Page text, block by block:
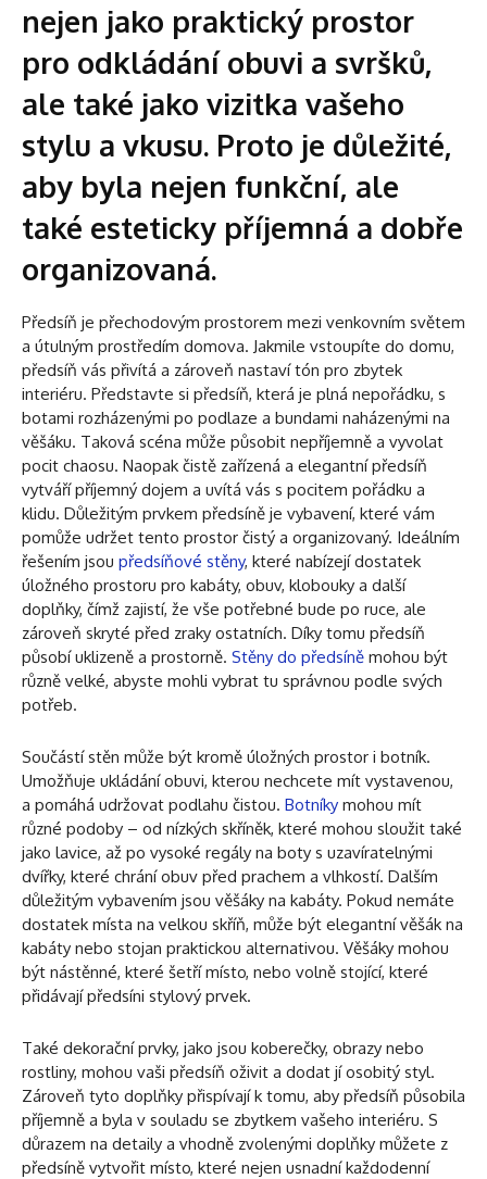
nejen jako praktický prostor
pro odkládání obuvi a svršků,
ale také jako vizitka vašeho
stylu a vkusu. Proto je důležité,
aby byla nejen funkční, ale
také esteticky příjemná a dobře
organizovaná.
Předsíň je přechodovým prostorem mezi venkovním světem
a útulným prostředím domova. Jakmile vstoupíte do domu,
předsíň vás přivítá a zároveň nastaví tón pro zbytek
interiéru. Představte si předsíň, která je plná nepořádku, s
botami rozházenými po podlaze a bundami naházenými na
věšáku. Taková scéna může působit nepříjemně a vyvolat
pocit chaosu. Naopak čistě zařízená a elegantní předsíň
vytváří příjemný dojem a uvítá vás s pocitem pořádku a
klidu. Důležitým prvkem předsíně je vybavení, které vám
pomůže udržet tento prostor čistý a organizovaný. Ideálním
řešením jsou předsíňové stěny, které nabízejí dostatek
úložného prostoru pro kabáty, obuv, klobouky a další
doplňky, čímž zajistí, že vše potřebné bude po ruce, ale
zároveň skryté před zraky ostatních. Díky tomu předsíň
působí uklizeně a prostorně. Stěny do předsíně mohou být
různě velké, abyste mohli vybrat tu správnou podle svých
potřeb.
Součástí stěn může být kromě úložných prostor i botník.
Umožňuje ukládání obuvi, kterou nechcete mít vystavenou,
a pomáhá udržovat podlahu čistou. Botníky mohou mít
různé podoby – od nízkých skříněk, které mohou sloužit také
jako lavice, až po vysoké regály na boty s uzavíratelnými
dvířky, které chrání obuv před prachem a vlhkostí. Dalším
důležitým vybavením jsou věšáky na kabáty. Pokud nemáte
dostatek místa na velkou skříň, může být elegantní věšák na
kabáty nebo stojan praktickou alternativou. Věšáky mohou
být nástěnné, které šetří místo, nebo volně stojící, které
přidávají předsíni stylový prvek.
Také dekorační prvky, jako jsou koberečky, obrazy nebo
rostliny, mohou vaši předsíň oživit a dodat jí osobitý styl.
Zároveň tyto doplňky přispívají k tomu, aby předsíň působila
příjemně a byla v souladu se zbytkem vašeho interiéru. S
důrazem na detaily a vhodně zvolenými doplňky můžete z
předsíně vytvořit místo, které nejen usnadní každodenní